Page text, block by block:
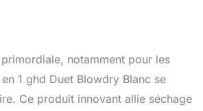
notamment pour les
1 ghd Duet Blowdry Blanc se
Ce produit innovant allie séchage